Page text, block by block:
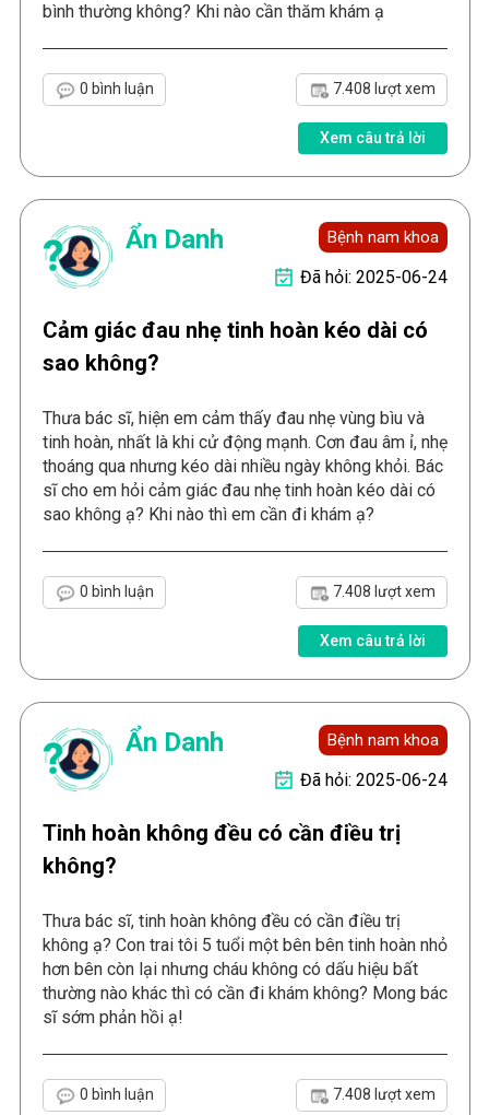
bình thường không? Khi nào cần thăm khám ạ
0 bình luận 7.408 lượt xem
Xem câu trả lời
Ẩn Danh Bệnh nam khoa
Đã hỏi: 2025-06-24
Cảm giác đau nhẹ tinh hoàn kéo dài có
sao không?
Thưa bác sĩ, hiện em cảm thấy đau nhẹ vùng bìu và
tinh hoàn, nhất là khi cử động mạnh. Cơn đau âm ỉ, nhẹ
thoáng qua nhưng kéo dài nhiều ngày không khỏi. Bác
sĩ cho em hỏi cảm giác đau nhẹ tinh hoàn kéo dài có
sao không ạ? Khi nào thì em cần đi khám ạ?
0 bình luận 7.408 lượt xem
Xem câu trả lời
Ẩn Danh Bệnh nam khoa
Đã hỏi: 2025-06-24
Tinh hoàn không đều có cần điều trị
không?
Thưa bác sĩ, tinh hoàn không đều có cần điều trị
không ạ? Con trai tôi 5 tuổi một bên bên tinh hoàn nhỏ
hơn bên còn lại nhưng cháu không có dấu hiệu bất
thường nào khác thì có cần đi khám không? Mong bác
sĩ sớm phản hồi ạ!
0 bình luận 7.408 lượt xem